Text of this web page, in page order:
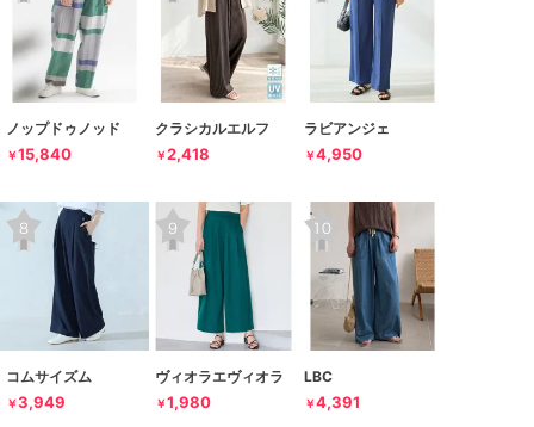
ノップドゥノッド
￥15,840
クラシカルエルフ
￥2,418
ラビアンジェ
￥4,950
コムサイズム
￥3,949
ヴィオラエヴィオラ
￥1,980
LBC
￥4,391